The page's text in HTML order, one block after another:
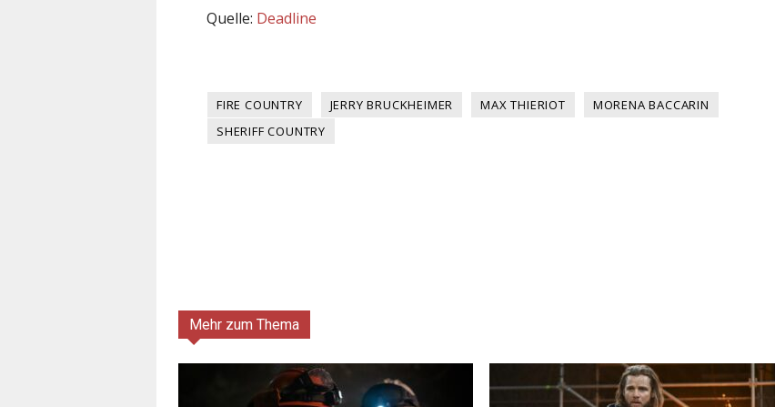
Quelle: Deadline
FIRE COUNTRY JERRY BRUCKHEIMER MAX THIERIOT
MORENA BACCARIN
SHERIFF COUNTRY
Mehr zum Thema